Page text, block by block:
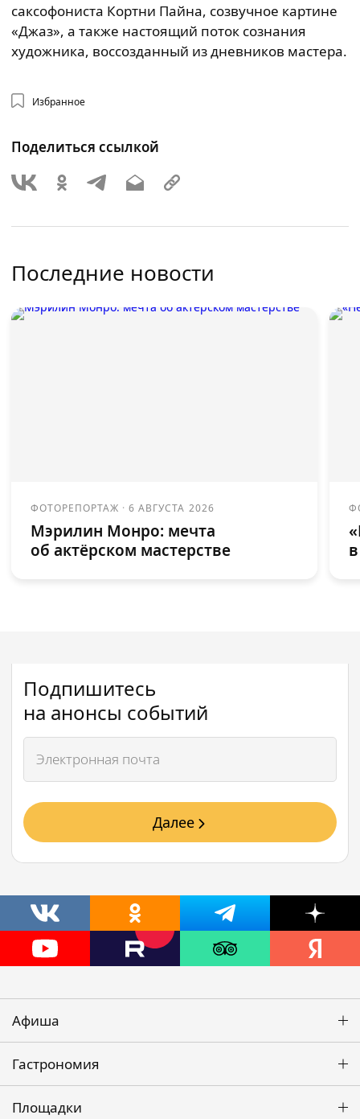
саксофониста Кортни Пайна, созвучное картине
«Джаз», а также настоящий поток сознания
художника, воссозданный из дневников мастера.
Избранное
Поделиться ссылкой
Последние новости
ФОТОРЕПОРТАЖ ·6 АВГУСТА 2026
Мэрилин Монро: мечта
об актёрском мастерстве
Подпишитесь
на анонсы событий
Далее
Афиша
Гастрономия
Площадки